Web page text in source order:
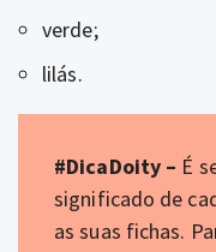
verde;
lilás.
#DicaDoity – É
significado de
as suas fichas.